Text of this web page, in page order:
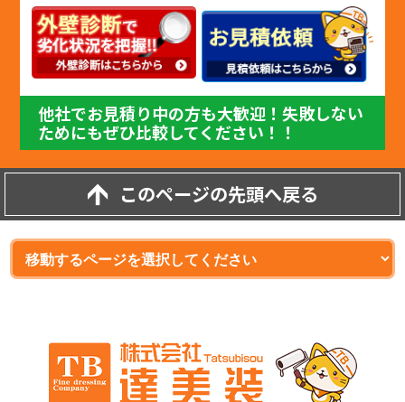
他社でお見積り中の方も大歓迎！失敗しない
ためにもぜひ比較してください！！
このページの先頭へ戻る